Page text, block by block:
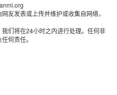
友发表或上传并维护或收集自网络，
们将在24小时之内进行处理。任何非
何责任。